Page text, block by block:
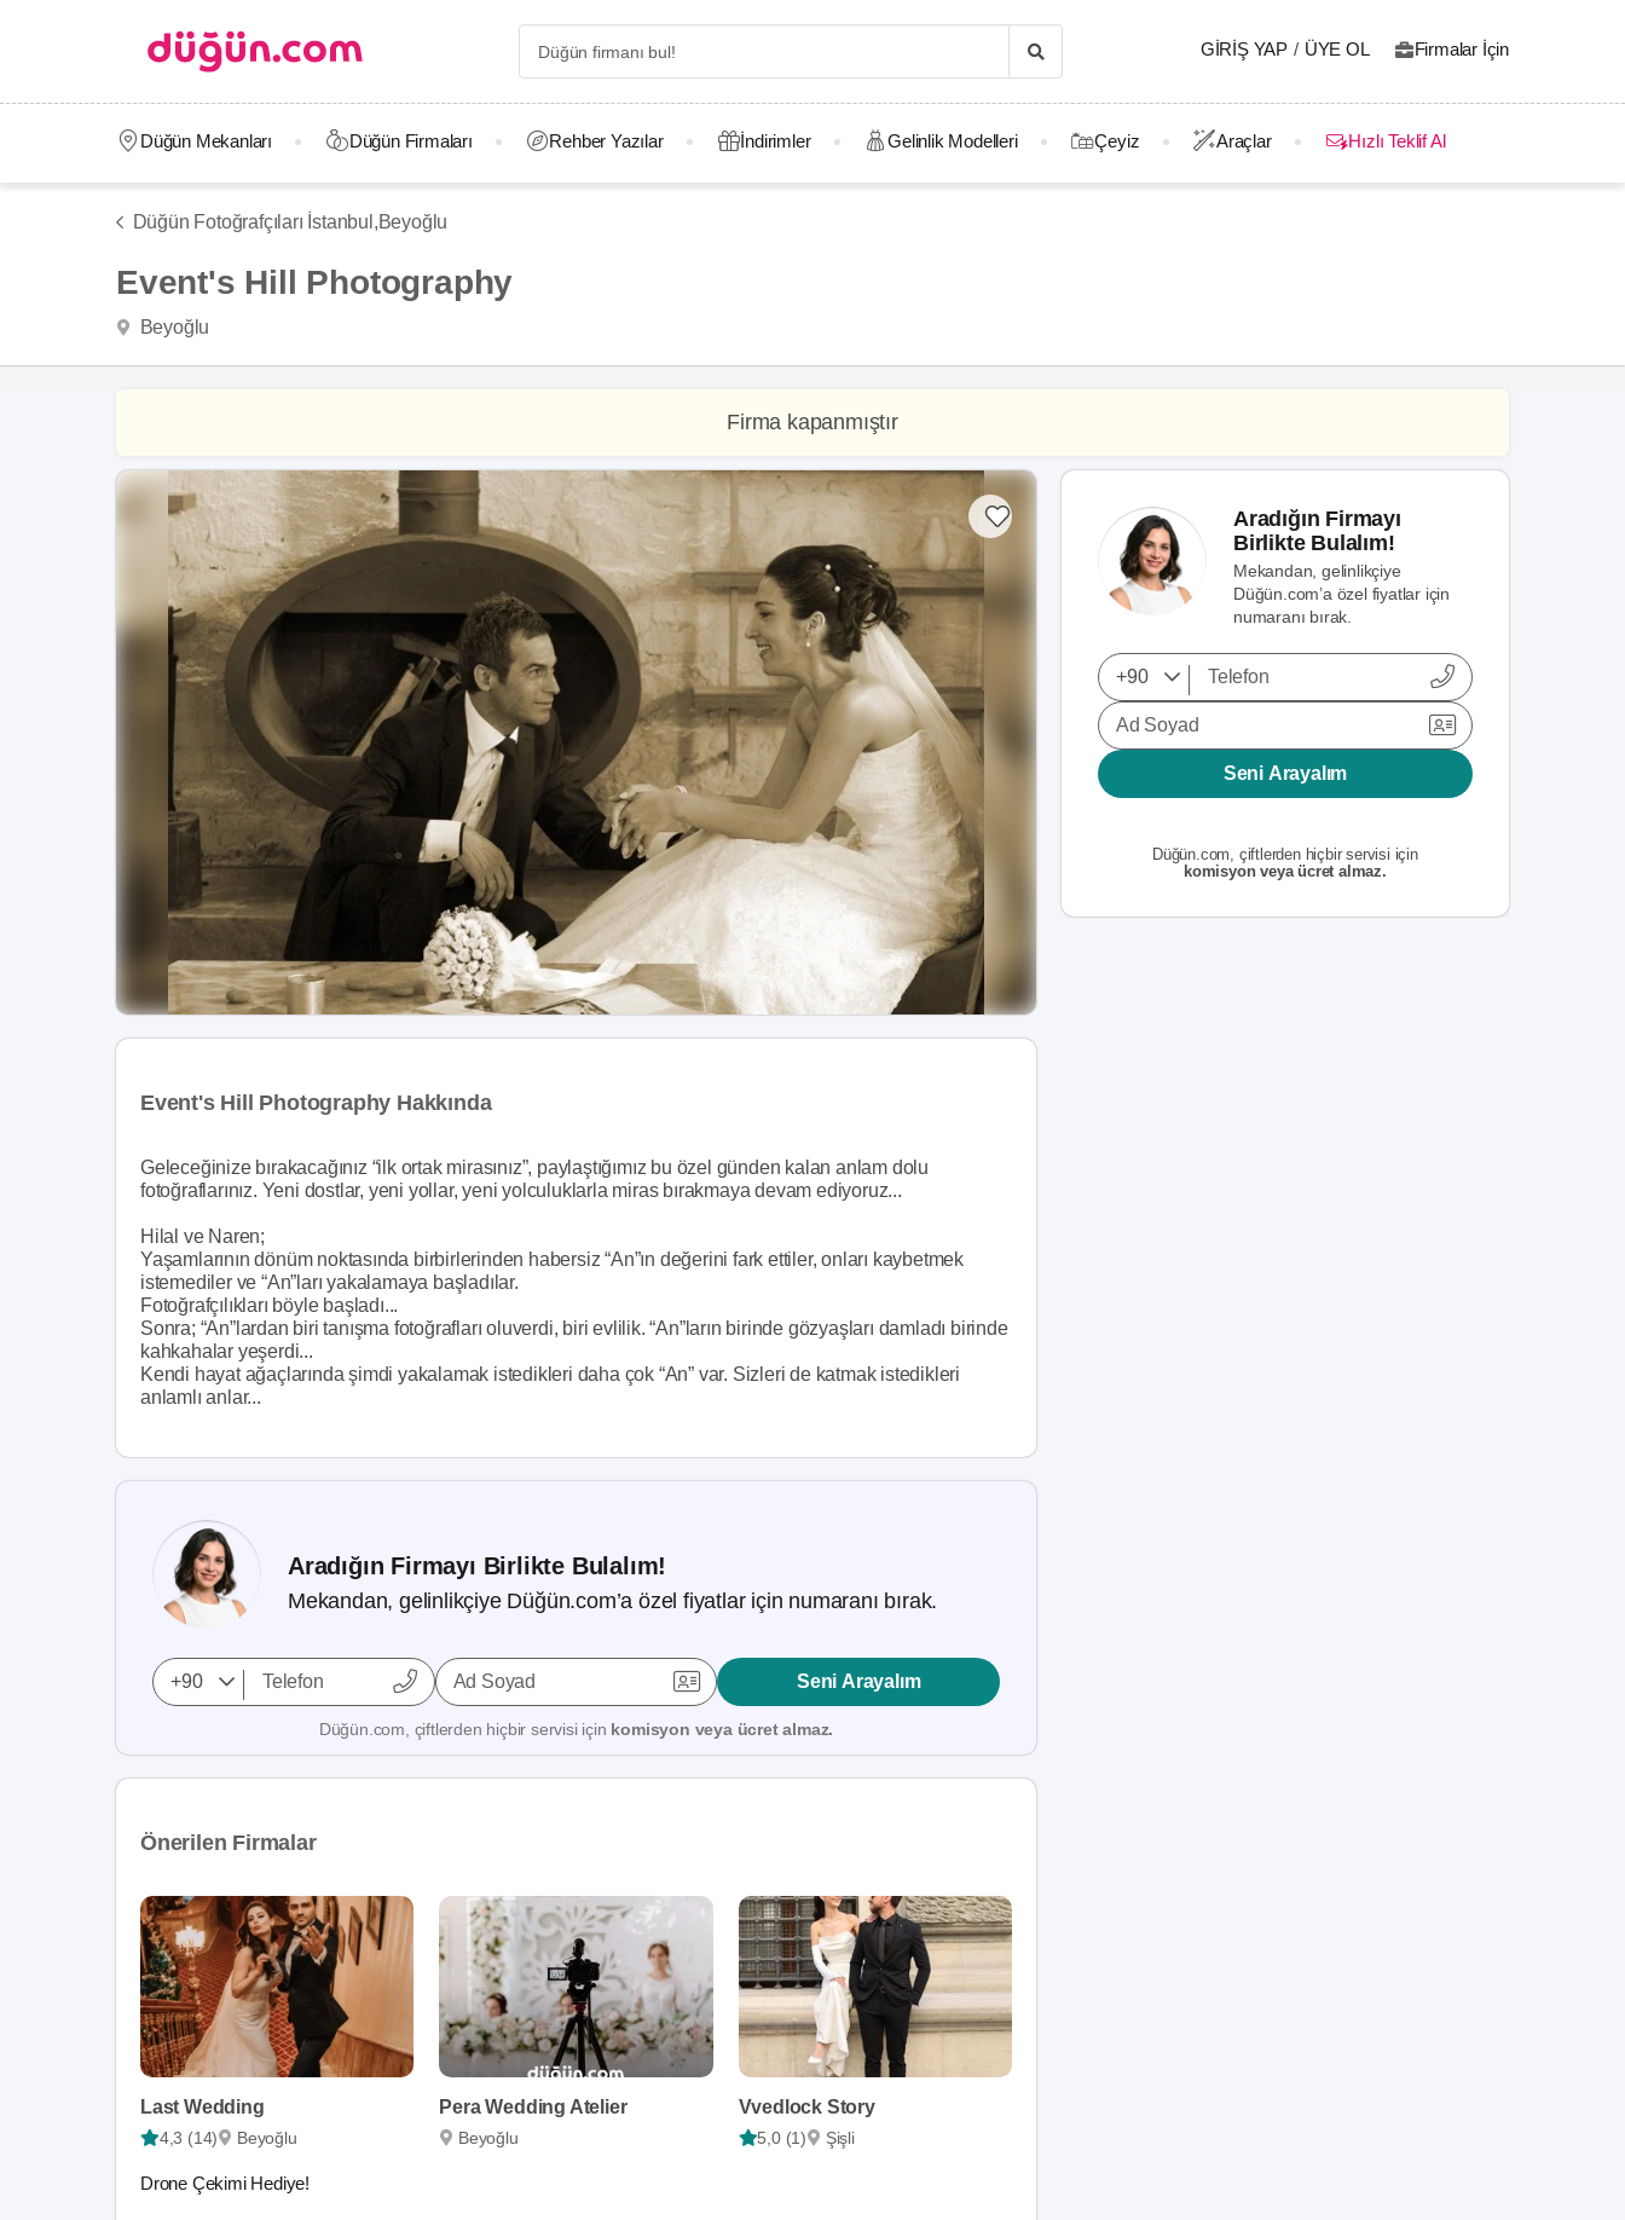
GIRIŞ YAP / ÜYE OL Firmalar İçin
Düğün Mekanları Düğün Firmaları Rehber Yazılar İndirimler Gelinlik Modelleri Çeyiz Araçlar Hızlı Teklif Al
Düğün Fotoğrafçıları İstanbul,Beyoğlu
Event's Hill Photography
Beyoğlu
Firma kapanmıştır
Event's Hill Photography Hakkında
Geleceğinize bırakacağınız “ilk ortak mirasınız”, paylaştığımız bu özel günden kalan anlam dolu
fotoğraflarınız. Yeni dostlar, yeni yollar, yeni yolculuklarla miras bırakmaya devam ediyoruz...
Hilal ve Naren;
Yaşamlarının dönüm noktasında birbirlerinden habersiz “An”ın değerini fark ettiler, onları kaybetmek
istemediler ve “An”ları yakalamaya başladılar.
Fotoğrafçılıkları böyle başladı...
Sonra; “An”lardan biri tanışma fotoğrafları oluverdi, biri evlilik. “An”ların birinde gözyaşları damladı birinde
kahkahalar yeşerdi...
Kendi hayat ağaçlarında şimdi yakalamak istedikleri daha çok “An” var. Sizleri de katmak istedikleri
anlamlı anlar...
Aradığın Firmayı Birlikte Bulalım!
Mekandan, gelinlikçiye Düğün.com’a özel fiyatlar için numaranı bırak.
Ad Soyad Seni Arayalım
Düğün.com, çiftlerden hiçbir servisi için komisyon veya ücret almaz.
Önerilen Firmalar
Last Wedding
4,3 (14) Beyoğlu
Drone Çekimi Hediye!
Pera Wedding Atelier
Beyoğlu
Vvedlock Story
5,0 (1) Şişli
Aradığın Firmayı
Birlikte Bulalım!
Mekandan, gelinlikçiye
Düğün.com’a özel fiyatlar için
numaranı bırak.
Ad Soyad
Seni Arayalım
Düğün.com, çiftlerden hiçbir servisi için
komisyon veya ücret almaz.